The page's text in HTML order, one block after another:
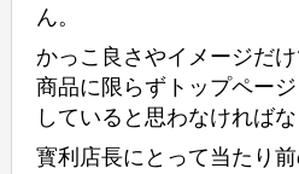
ん。
かっこ良さやイメージだ
商品に限らずトップペー
していると思わなければ
寳利店長にとって当たり